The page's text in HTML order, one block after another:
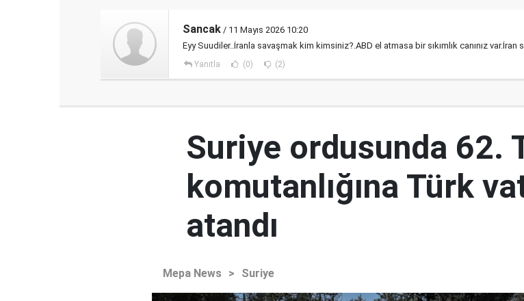
Sancak / 11 Mayıs 2026 10:20
Eyy Suudiler..İranla savaşmak kim kimsiniz?.ABD el atmasa bir sıkımlık canınız
Yanıtla (0) (2)
Suriye ordusunda 62.
komutanlığına Türk
atandı
Mepa News > Suriye